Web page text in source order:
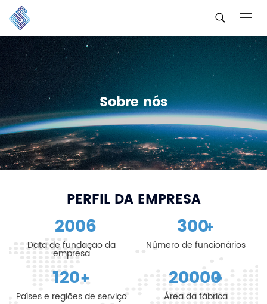
Sobre nós
PERFIL DA EMPRESA
2006
Data de fundação da
empresa
300+
Número de funcionários
120+
Países e regiões de serviço
20000
+
Área da fábrica